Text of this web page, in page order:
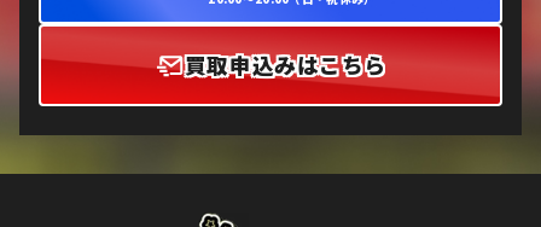
買取申込みはこちら